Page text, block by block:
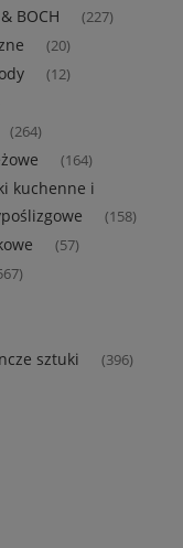
BOCH (227)
(20)
(12)
(264)
(164)
kuchenne i
(158)
(57)
sztuki (396)